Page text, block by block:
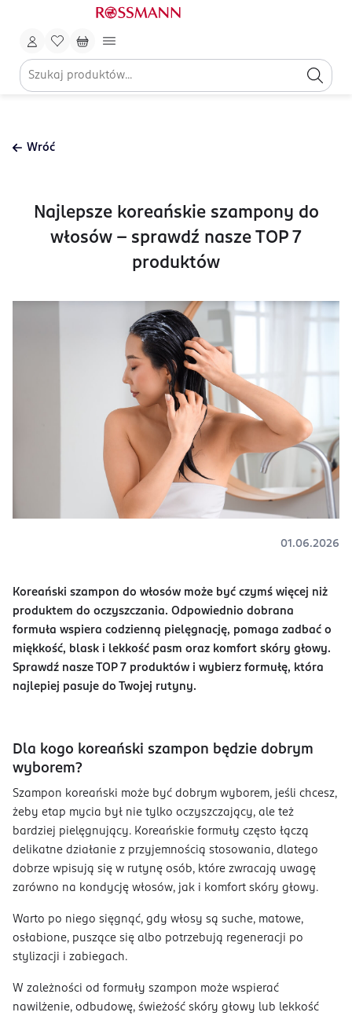
Wróć
Najlepsze koreańskie szampony do
włosów - sprawdź nasze TOP 7
produktów
01.06.2026
Koreański szampon do włosów może być czymś więcej niż
produktem do oczyszczania. Odpowiednio dobrana
formuła wspiera codzienną pielęgnację, pomaga zadbać o
miękkość, blask i lekkość pasm oraz komfort skóry głowy.
Sprawdź nasze TOP 7 produktów i wybierz formułę, która
najlepiej pasuje do Twojej rutyny.
Dla kogo koreański szampon będzie dobrym
wyborem?
Szampon koreański może być dobrym wyborem, jeśli chcesz,
żeby etap mycia był nie tylko oczyszczający, ale też
bardziej pielęgnujący. Koreańskie formuły często łączą
delikatne działanie z przyjemnością stosowania, dlatego
dobrze wpisują się w rutynę osób, które zwracają uwagę
zarówno na kondycję włosów, jak i komfort skóry głowy.
Warto po niego sięgnąć, gdy włosy są suche, matowe,
osłabione, puszące się albo potrzebują regeneracji po
stylizacji i zabiegach.
W zależności od formuły szampon może wspierać
nawilżenie, odbudowę, świeżość skóry głowy lub lekkość